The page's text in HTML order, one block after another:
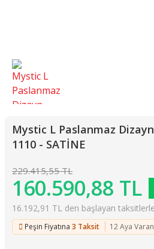
Mystic L Paslanmaz
1110 - SATİNE
229.415,55 TL
160.590,88 TL
16.192,91 TL den başlayan
Peşin Fiyatına 3 Taksit 12 Aya